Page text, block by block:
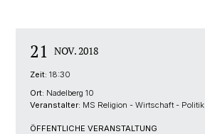
21 NOV. 2018
Zeit: 18:30
Ort: Nadelberg 10
Veranstalter: MS Religion - Wirtschaft - Politik
ÖFFENTLICHE VERANSTALTUNG